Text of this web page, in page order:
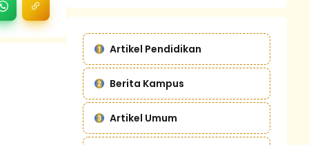
Artikel Pendidikan
Berita Kampus
Artikel Umum